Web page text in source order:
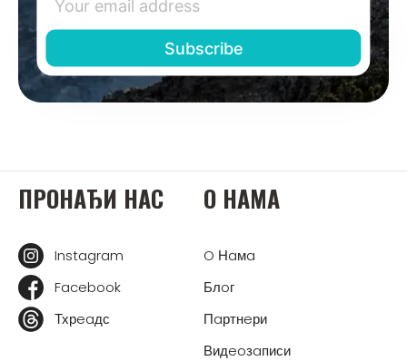
ПРOНAЂИ НAС
Instagram
Facebook
Тхрeaдс
O НAМA
O Нaмa
Блoг
Пaртнeри
Видeoзaписи